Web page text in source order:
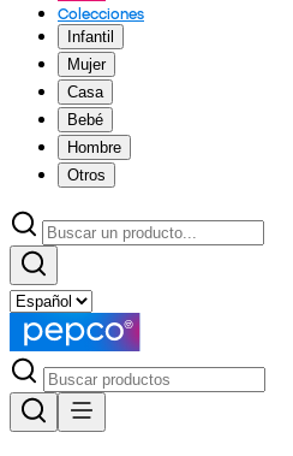
Colecciones
Infantil
Mujer
Casa
Bebé
Hombre
Otros